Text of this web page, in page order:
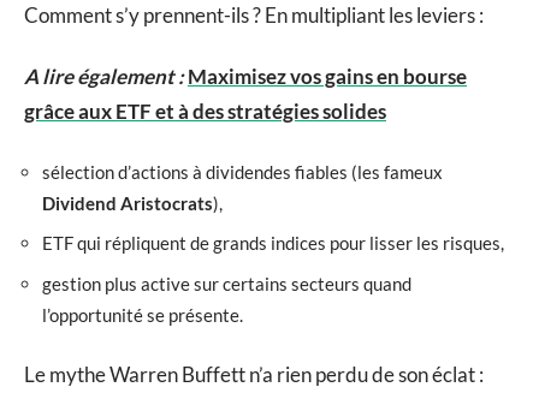
Comment s’y prennent-ils ? En multipliant les leviers :
A lire également :Maximisez vos gains en bourse
grâce aux ETF et à des stratégies solides
sélection d’actions à dividendes fiables (les fameux
Dividend Aristocrats),
ETF qui répliquent de grands indices pour lisser les risques,
gestion plus active sur certains secteurs quand
l’opportunité se présente.
Le mythe Warren Buffett n’a rien perdu de son éclat :